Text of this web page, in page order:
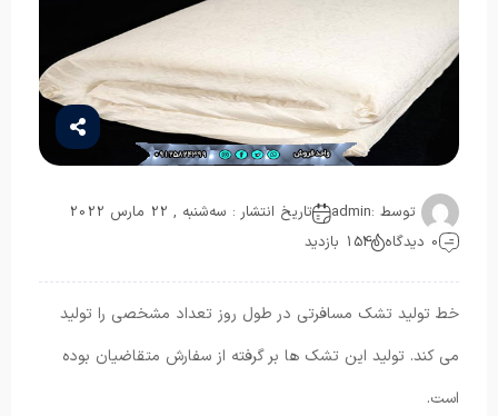
توسط :admin
تاریخ انتشار : سه‌شنبه , 22 مارس 2022
0 دیدگاه
154 بازدید
خط تولید تشک مسافرتی در طول روز تعداد مشخصی را تولید
می کند. تولید این تشک ها بر گرفته از سفارش متقاضیان بوده
است.